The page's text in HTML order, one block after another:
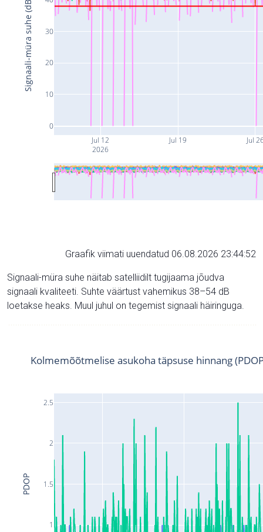
Jul 12
2026
Jul 19 Jul
0
10
20
30
Signaali-müra suhe (dB)
Graafik viimati uuendatud 06.08.2026 23:44:52
Signaali-müra suhe näitab satelliidilt tugijaama jõudva
signaali kvaliteeti. Suhte väärtust vahemikus 38–54 dB
loetakse heaks. Muul juhul on tegemist signaali häiringuga.
1
1.5
2
2.5
Kolmemõõtmelise asukoha täpsuse hinnang
PDOP